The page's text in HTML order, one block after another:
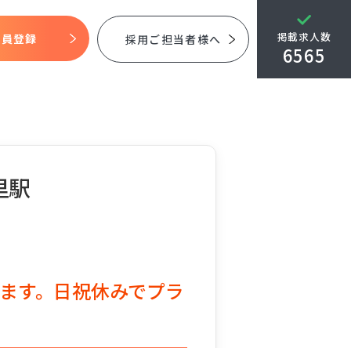
登録 採用ご担当者様へ 掲載求人数
6565
駅
す。日祝休みでプラ